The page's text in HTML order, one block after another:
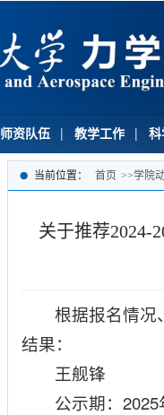
师资队伍 | 教学工作 |
当前位置： 首页 >>学院
关于推荐2024-
根据报名情况
结果：
王舰锋
公示期：